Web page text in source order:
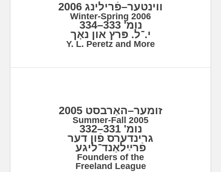
ווינטער–פֿרילינג 2006
Winter-Spring 2006
נומ' 333–334
י.־ל. פּרץ און נאָך
Y. L. Peretz and More
זומער–האַרבסט 2005
Summer-Fall 2005
נומ' 331–332
גרינדערס פֿון דער
פֿרײַלאַנד־ליגע
Founders of the
Freeland League